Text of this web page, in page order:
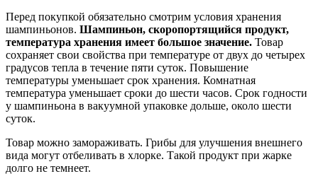
Перед покупкой обязательно смотрим условия хранения
шампиньонов. Шампиньон, скоропортящийся продукт,
температура хранения имеет большое значение. Товар
сохраняет свои свойства при температуре от двух до четырех
градусов тепла в течение пяти суток. Повышение
температуры уменьшает срок хранения. Комнатная
температура уменьшает сроки до шести часов. Срок годности
у шампиньона в вакуумной упаковке дольше, около шести
суток.
Товар можно замораживать. Грибы для улучшения внешнего
вида могут отбеливать в хлорке. Такой продукт при жарке
долго не темнеет.